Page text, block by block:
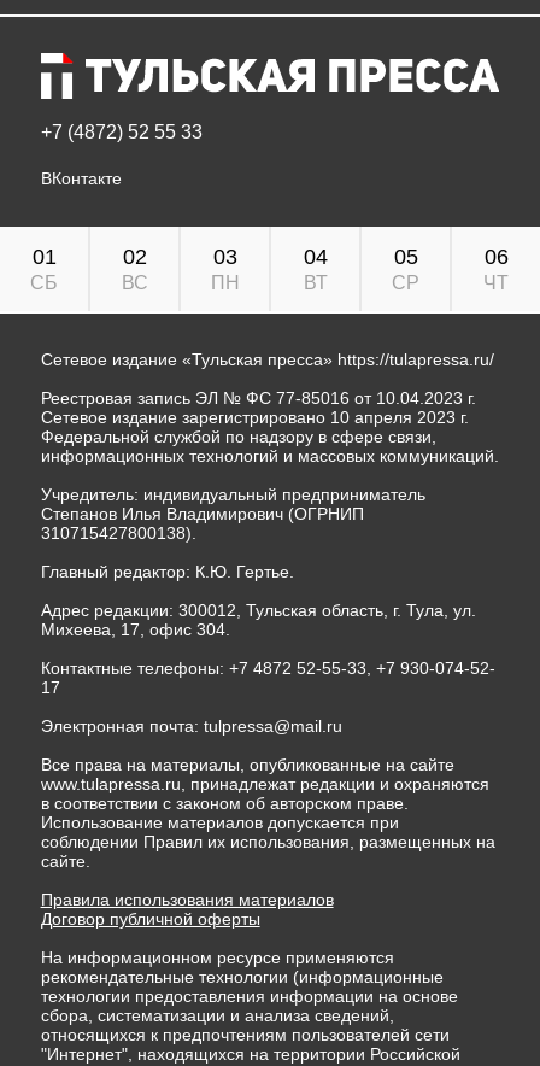
+7 (4872) 52 55 33
ВКонтакте
01
СБ
02
ВС
03
ПН
04
ВТ
05
СР
06
ЧТ
Сетевое издание «Тульская пресса» https://tulapressa.ru/
Реестровая запись ЭЛ № ФС 77-85016 от 10.04.2023 г.
Сетевое издание зарегистрировано 10 апреля 2023 г.
Федеральной службой по надзору в сфере связи,
информационных технологий и массовых коммуникаций.
Учредитель: индивидуальный предприниматель
Степанов Илья Владимирович (ОГРНИП
310715427800138).
Главный редактор: К.Ю. Гертье.
Адрес редакции: 300012, Тульская область, г. Тула, ул.
Михеева, 17, офис 304.
Контактные телефоны: +7 4872 52-55-33, +7 930-074-52-
17
Электронная почта: tulpressa@mail.ru
Все права на материалы, опубликованные на сайте
www.tulapressa.ru, принадлежат редакции и охраняются
в соответствии с законом об авторском праве.
Использование материалов допускается при
соблюдении Правил их использования, размещенных на
сайте.
Правила использования материалов
Договор публичной оферты
На информационном ресурсе применяются
рекомендательные технологии (информационные
технологии предоставления информации на основе
сбора, систематизации и анализа сведений,
относящихся к предпочтениям пользователей сети
"Интернет", находящихся на территории Российской